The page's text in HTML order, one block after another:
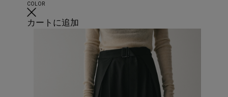
COLOR
カートに追加